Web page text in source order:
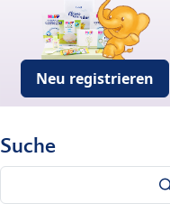
Neu registrieren
Suche